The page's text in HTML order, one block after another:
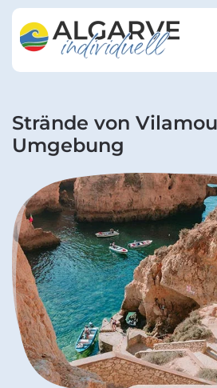
Zum Hauptinhalt springen
Strände von
Umgebung